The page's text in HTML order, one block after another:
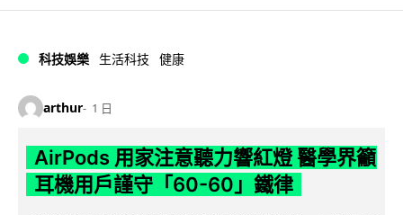
科技娛樂 生活科技 健康
arthur 1 日
AirPods 用家注意聽力響紅燈 醫學界籲
耳機用戶謹守「60-60」鐵律